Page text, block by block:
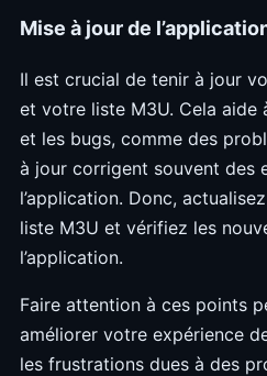
Mise à jour de
Il est crucial de tenir à jour
et votre liste M3U. Cela aide
et les bugs, comme des
à jour corrigent souvent des
l’application. Donc,
liste M3U et vérifiez les
l’application.
Faire attention à ces points
améliorer votre expérience
les frustrations dues à des